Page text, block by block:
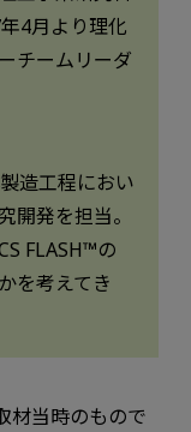
4月より理化
チームリーダ
造工程におい
開発を担当。
FLASH™の
を考えてき
材当時のもので